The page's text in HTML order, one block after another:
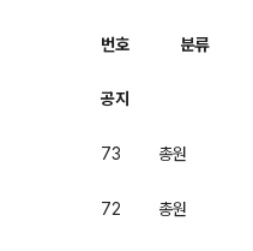
번호 분류
공지
73 총원
72 총원